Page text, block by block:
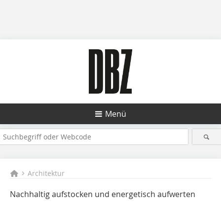
Menü
Architektur
Nachhaltig aufstocken und energetisch aufwerten